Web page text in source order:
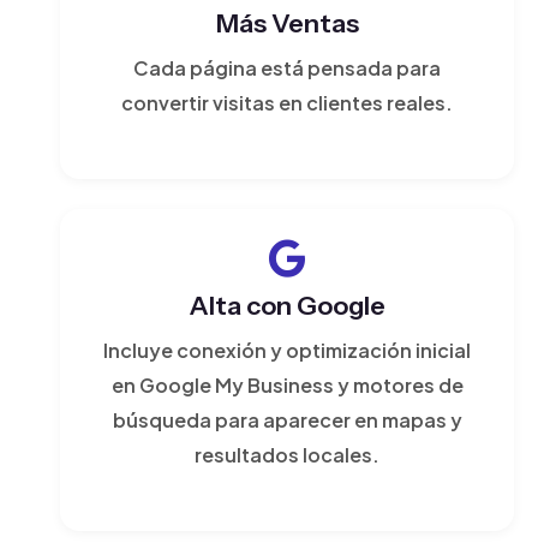
Más Ventas
Cada página está pensada para
convertir visitas en clientes reales.
Alta con Google
Incluye conexión y optimización inicial
en Google My Business y motores de
búsqueda para aparecer en mapas y
resultados locales.